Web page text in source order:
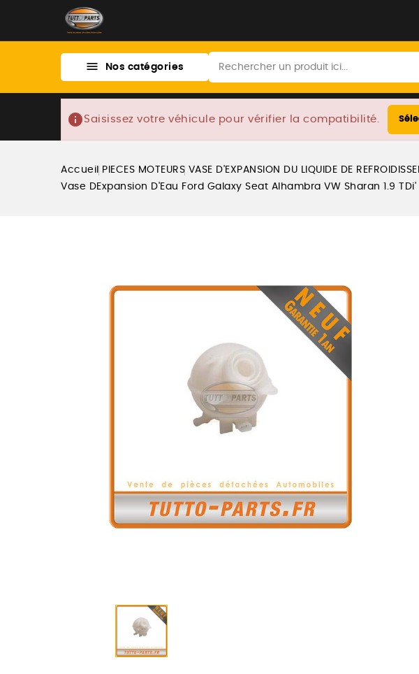
 Nos catégories
info Saisissez votre véhicule pour vérifier la compatibilité.
Accueil PIECES MOTEURS VASE D'EXPANSION DU LIQUIDE DE
Vase DExpansion D'Eau Ford Galaxy Seat Alhambra VW Sharan 1.9 TDi'